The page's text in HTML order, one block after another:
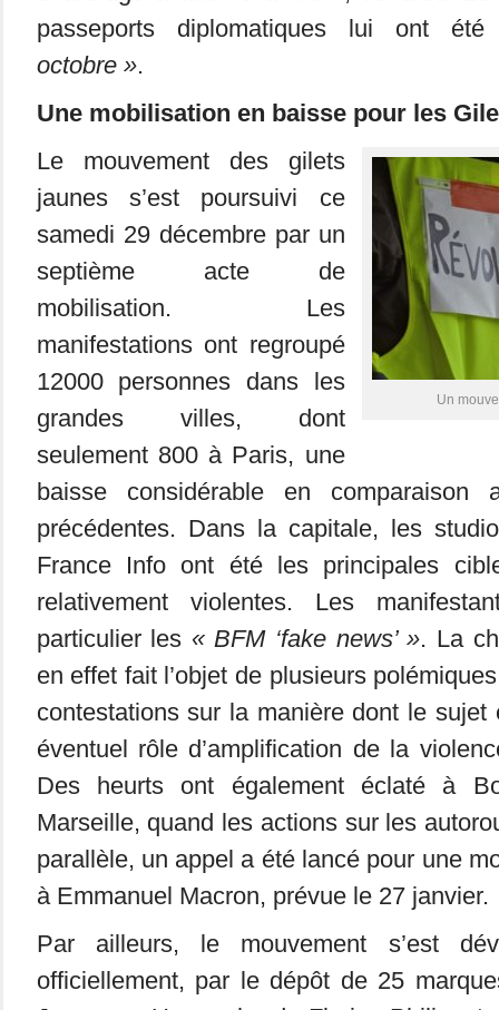
passeports diplomatiques lui ont
octobre ».
Une mobilisation en baisse pour les
Un
Le mouvement des gilets
jaunes s’est poursuivi ce
samedi 29 décembre par un
septième acte de
mobilisation. Les
manifestations ont regroupé
12000 personnes dans les
grandes villes, dont
seulement 800 à Paris, une
baisse considérable en comparaison
précédentes. Dans la capitale, les
France Info ont été les principales
relativement violentes. Les
particulier les « BFM ‘fake news’ ». La
en effet fait l’objet de plusieurs
contestations sur la manière dont le
éventuel rôle d’amplification de la
Des heurts ont également éclaté à
Marseille, quand les actions sur les
parallèle, un appel a été lancé pour une
à Emmanuel Macron, prévue le 27 janvier.
Par ailleurs, le mouvement s’est
officiellement, par le dépôt de 25